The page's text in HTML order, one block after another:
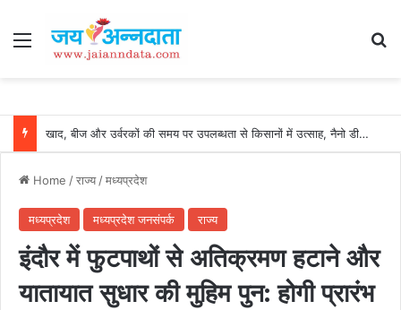
Menu
खाद, बीज और उर्वरकों की समय पर उपलब्धता से किसानों में उत्साह, नैनो डीएपी और नैनो यूरिया बने किसानों के भरोसेमंद कृषि साथी…..
Home /राज्य/मध्यप्रदेश
मध्यप्रदेश मध्यप्रदेश जनसंपर्क राज्य
इंदौर में फुटपाथों से अतिक्रमण हटाने और
यातायात सुधार की मुहिम पुन: होगी प्रारंभ